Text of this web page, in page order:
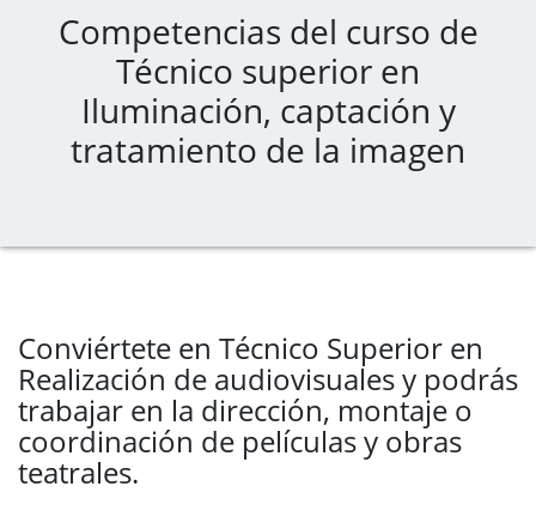
Competencias del curso de
Técnico superior en
Iluminación, captación y
tratamiento de la imagen
Conviértete en Técnico Superior en
Realización de audiovisuales y podrás
trabajar en la dirección, montaje o
coordinación de películas y obras
teatrales.